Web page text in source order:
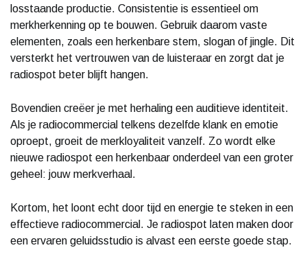
losstaande productie. Consistentie is essentieel om
merkherkenning op te bouwen. Gebruik daarom vaste
elementen, zoals een herkenbare stem, slogan of jingle. Dit
versterkt het vertrouwen van de luisteraar en zorgt dat je
radiospot beter blijft hangen.
Bovendien creëer je met herhaling een auditieve identiteit.
Als je radiocommercial telkens dezelfde klank en emotie
oproept, groeit de merkloyaliteit vanzelf. Zo wordt elke
nieuwe radiospot een herkenbaar onderdeel van een groter
geheel: jouw merkverhaal.
Kortom, het loont echt door tijd en energie te steken in een
effectieve radiocommercial. Je radiospot laten maken door
een ervaren geluidsstudio is alvast een eerste goede stap.